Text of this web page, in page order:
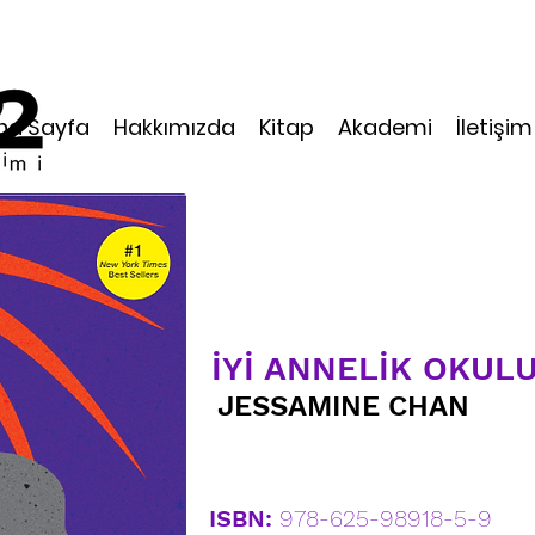
Sayfa Hakkımızda Kitap Akademi İletişim
İYİ ANNELİK OKULU
JESSAMINE CHAN
ISBN: 978-625-98918-5-9